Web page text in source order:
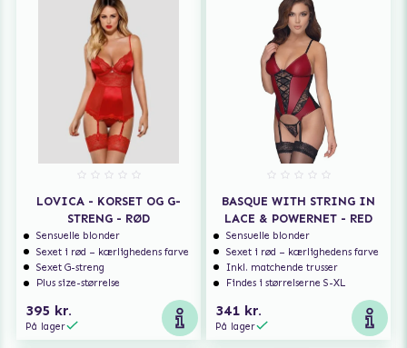
LOVICA - KORSET OG G-
STRENG - RØD
Sensuelle blonder
Sexet i rød – kærlighedens farve
Sexet G-streng
Plus size-størrelse
395 kr.
På lager
BASQUE WITH STRING IN
LACE & POWERNET - RED
Sensuelle blonder
Sexet i rød – kærlighedens farve
Inkl. matchende trusser
Findes i størrelserne S-XL
341 kr.
På lager